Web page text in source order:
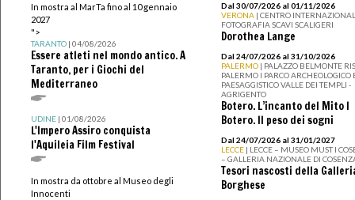
In mostra al MarTa fino al 10 gennaio
2027
">
TARANTO| 04/08/2026
Essere atleti nel mondo antico. A
Taranto, per i Giochi del
Mediterraneo
UDINE| 01/08/2026
L'Impero Assiro conquista
l'Aquileia Film Festival
In mostra da ottobre al Museo degli
Innocenti
Dal 30/07/2026 al 01/11/2026
VERONA | CENTRO
FOTOGRAFIA SCAVI SCALIGERI
Dorothea Lange
Dal 24/07/2026 al 31/10/2026
PALERMO | PALAZZO BELMONTE
PALERMO I PARCO ARCHEOLOGICO
PAESAGGISTICO VALLE DEI TEMPLI -
AGRIGENTO
Botero. L’incanto del Mito I
Botero. Il peso dei sogni
Dal 24/07/2026 al 31/01/2027
LECCE | LECCE – MUSEO MUST I
– GALLERIA NAZIONALE DI
Tesori nascosti della
Borghese